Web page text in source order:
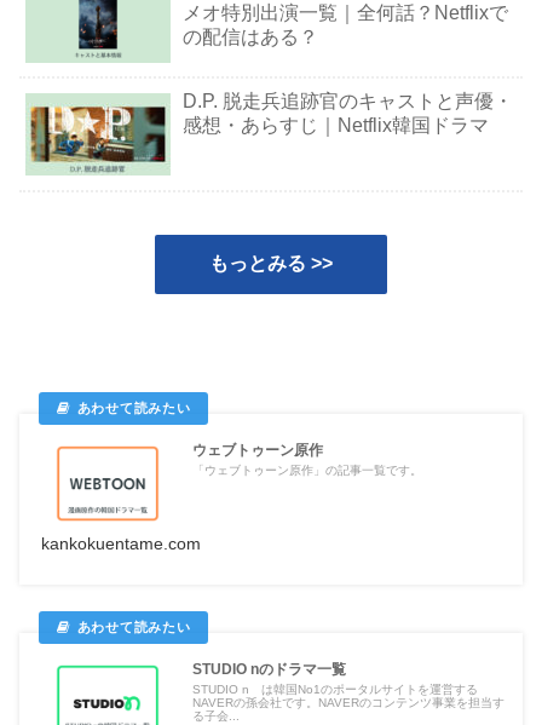
メオ特別出演一覧｜全何話？Netflixで
の配信はある？
D.P. 脱走兵追跡官のキャストと声優・
感想・あらすじ｜Netflix韓国ドラマ
もっとみる >>
ウェブトゥーン原作
「ウェブトゥーン原作」の記事一覧です。
kankokuentame.com
STUDIO nのドラマ一覧
STUDIO n は韓国No1のポータルサイトを運営する
NAVERの孫会社です。NAVERのコンテンツ事業を担当す
る子会...